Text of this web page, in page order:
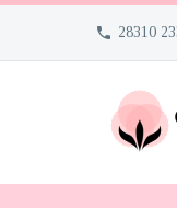
28310